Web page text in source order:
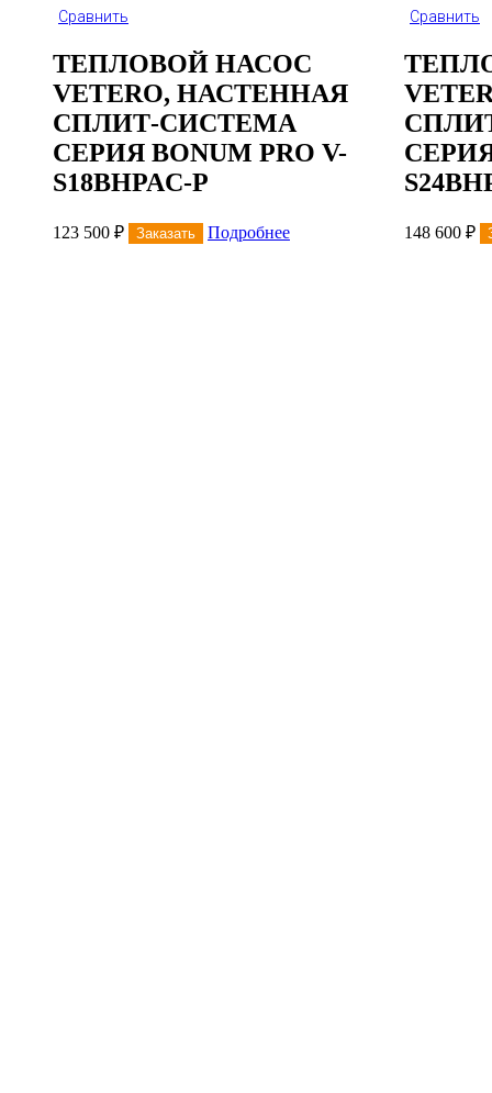
Сравнить
ТЕПЛОВОЙ НАСОС
VETERO, НАСТЕННАЯ
СПЛИТ-СИСТЕМА
СЕРИЯ BONUM PRO V-
S18BHPAС-P
123 500 ₽ Заказать Подробнее
Сравнить
СЕРИЯ
148 600 ₽